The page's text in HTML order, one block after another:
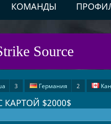
КОМАНДЫ
Source
3 Германия 2
США 1 Нидерланды
КАРТОЙ $2000$